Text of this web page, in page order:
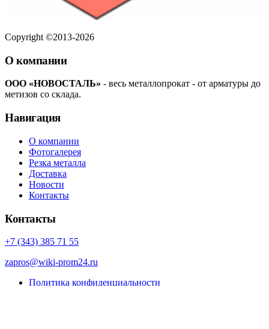
Copyright ©2013-2026
О компании
ООО «НОВОСТАЛЬ» - весь металлопрокат - от арматуры до
метизов со склада.
Навигация
О компании
Фотогалерея
Резка металла
Доставка
Новости
Контакты
Контакты
+7 (343) 385 71 55
zapros@wiki-prom24.ru
Политика конфиденциальности